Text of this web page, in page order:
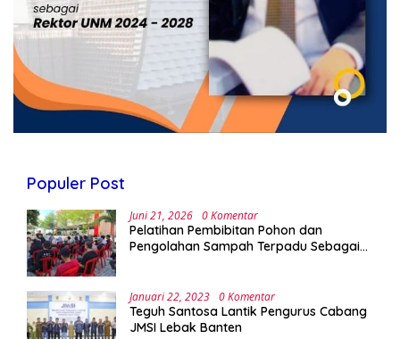
Populer Post
Juni 21, 2026 0 Komentar
Pelatihan Pembibitan Pohon dan
Pengolahan Sampah Terpadu Sebagai
Januari 22, 2023 0 Komentar
Teguh Santosa Lantik Pengurus Cabang
JMSI Lebak Banten